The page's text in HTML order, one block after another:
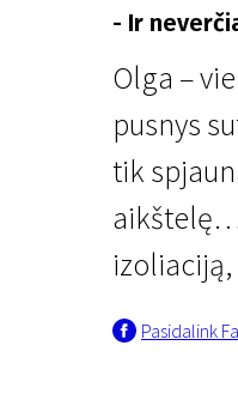
- Ir
Olga –
pusnys
tik
Pasidalink